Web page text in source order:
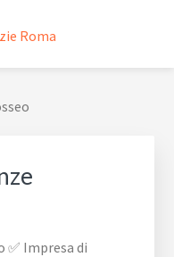
ROMA
✅ Impresa di